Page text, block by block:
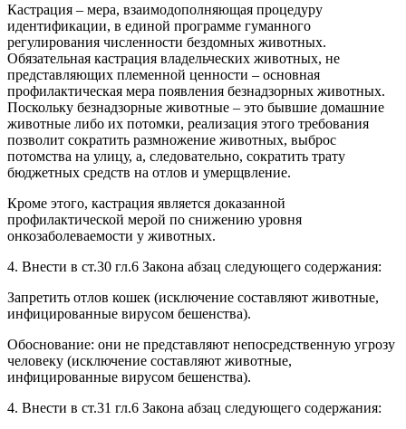
Кастрация – мера, взаимодополняющая процедуру
идентификации, в единой программе гуманного
регулирования численности бездомных животных.
Обязательная кастрация владельческих животных, не
представляющих племенной ценности – основная
профилактическая мера появления безнадзорных животных.
Поскольку безнадзорные животные – это бывшие домашние
животные либо их потомки, реализация этого требования
позволит сократить размножение животных, выброс
потомства на улицу, а, следовательно, сократить трату
бюджетных средств на отлов и умерщвление.
Кроме этого, кастрация является доказанной
профилактической мерой по снижению уровня
онкозаболеваемости у животных.
4. Внести в ст.30 гл.6 Закона абзац следующего содержания:
Запретить отлов кошек (исключение составляют животные,
инфицированные вирусом бешенства).
Обоснование: они не представляют непосредственную угрозу
человеку (исключение составляют животные,
инфицированные вирусом бешенства).
4. Внести в ст.31 гл.6 Закона абзац следующего содержания: